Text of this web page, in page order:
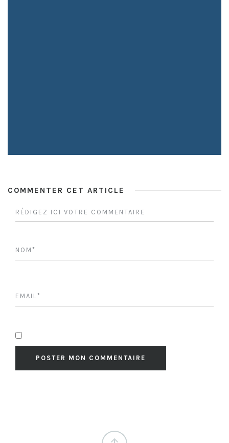
COMMENTER CET ARTICLE